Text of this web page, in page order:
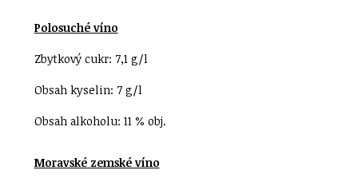
Polosuché víno
Zbytkový cukr: 7,1 g/l
Obsah kyselin: 7 g/l
Obsah alkoholu: 11 % obj.
Moravské zemské víno